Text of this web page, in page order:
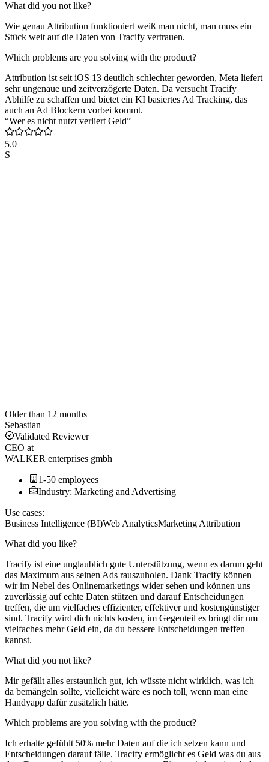
What did you not like?
Wie genau Attribution funktioniert weiß man nicht, man muss ein
Stück weit auf die Daten von Tracify vertrauen.
Which problems are you solving with the product?
Attribution ist seit iOS 13 deutlich schlechter geworden, Meta liefert
sehr ungenaue und zeitverzögerte Daten. Da versucht Tracify
Abhilfe zu schaffen und bietet ein KI basiertes Ad Tracking, das
auch an Ad Blockern vorbei kommt.
“Wer es nicht nutzt verliert Geld”
5.0
S
Older than 12 months
Sebastian
Validated Reviewer
CEO at
WALKER enterprises gmbh
1-50 employees
Industry: Marketing and Advertising
Use cases:
Business Intelligence (BI)Web AnalyticsMarketing Attribution
What did you like?
Tracify ist eine unglaublich gute Unterstützung, wenn es darum geht
das Maximum aus seinen Ads rauszuholen. Dank Tracify können
wir im Nebel des Onlinemarketings wider sehen und können uns
zuverlässig auf echte Daten stützen und darauf Entscheidungen
treffen, die um vielfaches effizienter, effektiver und kostengünstiger
sind. Tracify wird dich nichts kosten, im Gegenteil es bringt dir um
vielfaches mehr Geld ein, da du bessere Entscheidungen treffen
kannst.
What did you not like?
Mir gefällt alles erstaunlich gut, ich wüsste nicht wirklich, was ich
da bemängeln sollte, vielleicht wäre es noch toll, wenn man eine
Handyapp dafür zusätzlich hätte.
Which problems are you solving with the product?
Ich erhalte gefühlt 50% mehr Daten auf die ich setzen kann und
Entscheidungen darauf fälle. Tracify ermöglicht es Geld was du aus